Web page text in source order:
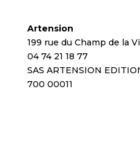
Artension
199 rue du Champ de la
04 74 21 18 77
SAS ARTENSION
700 00011